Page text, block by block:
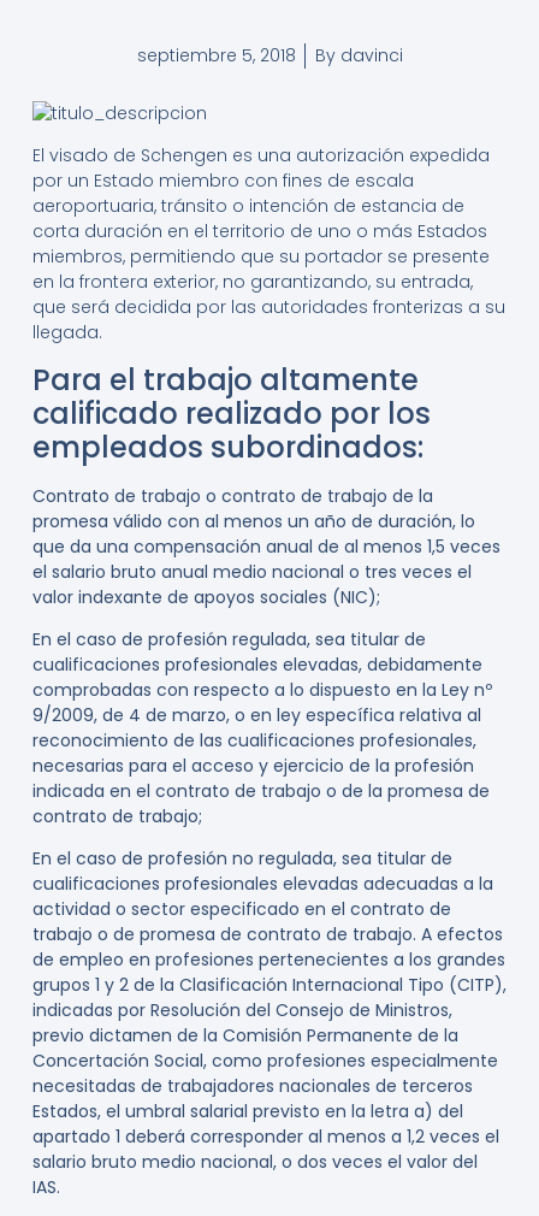
septiembre 5, 2018 Bydavinci
El visado de Schengen es una autorización expedida
por un Estado miembro con fines de escala
aeroportuaria, tránsito o intención de estancia de
corta duración en el territorio de uno o más Estados
miembros, permitiendo que su portador se presente
en la frontera exterior, no garantizando, su entrada,
que será decidida por las autoridades fronterizas a su
llegada.
Para el trabajo altamente
calificado realizado por los
empleados subordinados:
Contrato de trabajo o contrato de trabajo de la
promesa válido con al menos un año de duración, lo
que da una compensación anual de al menos 1,5 veces
el salario bruto anual medio nacional o tres veces el
valor indexante de apoyos sociales (NIC);
En el caso de profesión regulada, sea titular de
cualificaciones profesionales elevadas, debidamente
comprobadas con respecto a lo dispuesto en la Ley nº
9/2009, de 4 de marzo, o en ley específica relativa al
reconocimiento de las cualificaciones profesionales,
necesarias para el acceso y ejercicio de la profesión
indicada en el contrato de trabajo o de la promesa de
contrato de trabajo;
En el caso de profesión no regulada, sea titular de
cualificaciones profesionales elevadas adecuadas a la
actividad o sector especificado en el contrato de
trabajo o de promesa de contrato de trabajo. A efectos
de empleo en profesiones pertenecientes a los grandes
grupos 1 y 2 de la Clasificación Internacional Tipo (CITP),
indicadas por Resolución del Consejo de Ministros,
previo dictamen de la Comisión Permanente de la
Concertación Social, como profesiones especialmente
necesitadas de trabajadores nacionales de terceros
Estados, el umbral salarial previsto en la letra a) del
apartado 1 deberá corresponder al menos a 1,2 veces el
salario bruto medio nacional, o dos veces el valor del
IAS.